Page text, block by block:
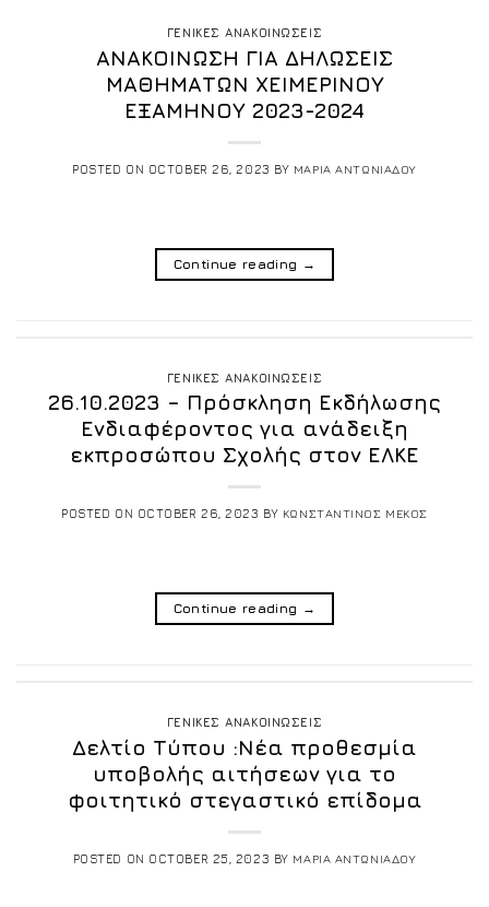
ΓΕΝΙΚΕΣ ΑΝΑΚΟΙΝΩΣΕΙΣ
ΑΝΑΚΟΙΝΩΣΗ ΓΙΑ ΔΗΛΩΣΕΙΣ
ΜΑΘΗΜΑΤΩΝ ΧΕΙΜΕΡΙΝΟΥ
ΕΞΑΜΗΝΟΥ 2023-2024
POSTED ON OCTOBER 26, 2023 BY ΜΑΡΙΑ ΑΝΤΩΝΙΑΔΟΥ
Continue reading →
ΓΕΝΙΚΕΣ ΑΝΑΚΟΙΝΩΣΕΙΣ
26.10.2023 – Πρόσκληση Εκδήλωσης
Ενδιαφέροντος για ανάδειξη
εκπροσώπου Σχολής στον ΕΛΚΕ
POSTED ON OCTOBER 26, 2023 BY ΚΩΝΣΤΑΝΤΙΝΟΣ ΜΕΚΟΣ
Continue reading →
ΓΕΝΙΚΕΣ ΑΝΑΚΟΙΝΩΣΕΙΣ
Δελτίο Τύπου :Νέα προθεσμία
υποβολής αιτήσεων για το
φοιτητικό στεγαστικό επίδομα
POSTED ON OCTOBER 25, 2023 BY ΜΑΡΙΑ ΑΝΤΩΝΙΑΔΟΥ